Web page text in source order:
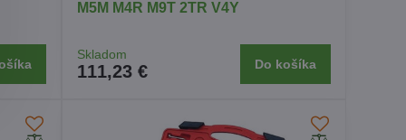
M5M M4R M9T 2TR V4Y
Skladom
111,23 € Do košíka